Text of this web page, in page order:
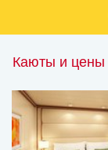
Каюты и цены